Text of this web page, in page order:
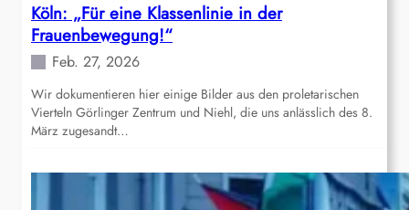
Köln: „Für eine Klassenlinie in der
Frauenbewegung!“
Feb. 27, 2026
Wir dokumentieren hier einige Bilder aus den proletarischen
Vierteln Görlinger Zentrum und Niehl, die uns anlässlich des 8.
März zugesandt…